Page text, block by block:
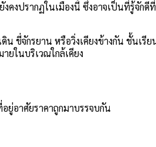
ปรากฏในเมืองนี้ ซึ่งอาจเป็นที่รู้จักดี
ขี่จักรยาน หรือวิ่งเคียงข้างกัน ชั้นเรี
ยในบริเวณใกล้เคียง
ยู่อาศัยราคาถูกมาบรรจบกัน